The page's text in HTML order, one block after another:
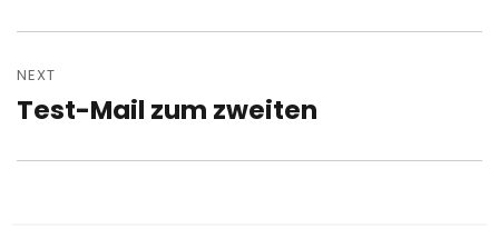
NEXT
Next
Test-Mail zum zweiten